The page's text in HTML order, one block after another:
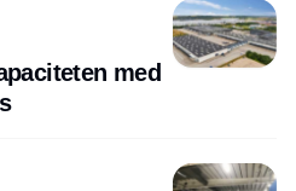
med